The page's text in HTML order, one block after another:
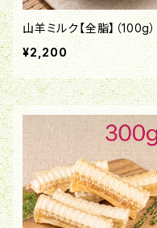
山羊ミルク【全脂】（100g）
¥2,200